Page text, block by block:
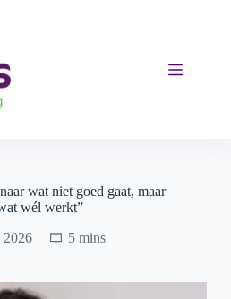
wat niet goed gaat, maar
wél werkt”
2026
5 mins